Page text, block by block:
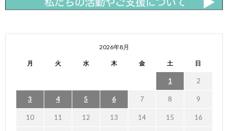
2026年8月
月 火 水 木 金 土 日
1 2
3 4 5 6 7 8 9
10 11 12 13 14 15 16